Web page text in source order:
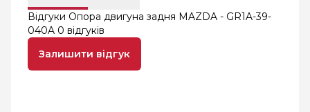
Відгуки Опора двигуна задня MAZDA - GR1A-39-
040A 0 відгуків
Залишити відгук